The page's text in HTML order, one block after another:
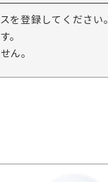
を登録してください。
。
ん。